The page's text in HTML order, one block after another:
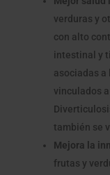
verduras y
con alto
intestinal y
asociadas
vinculados
también se
Mejora la
frutas y